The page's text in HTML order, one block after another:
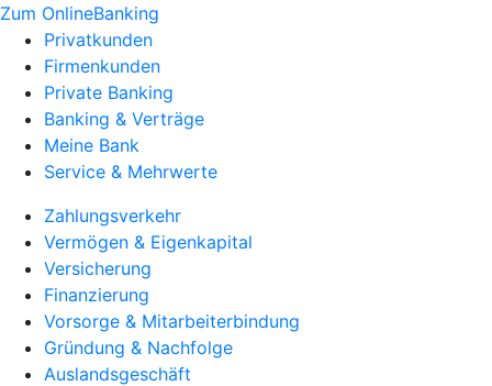
Zum OnlineBanking
Privatkunden
Firmenkunden
Private Banking
Banking & Verträge
Meine Bank
Service & Mehrwerte
Zahlungsverkehr
Vermögen & Eigenkapital
Versicherung
Finanzierung
Vorsorge & Mitarbeiterbindung
Gründung & Nachfolge
Auslandsgeschäft